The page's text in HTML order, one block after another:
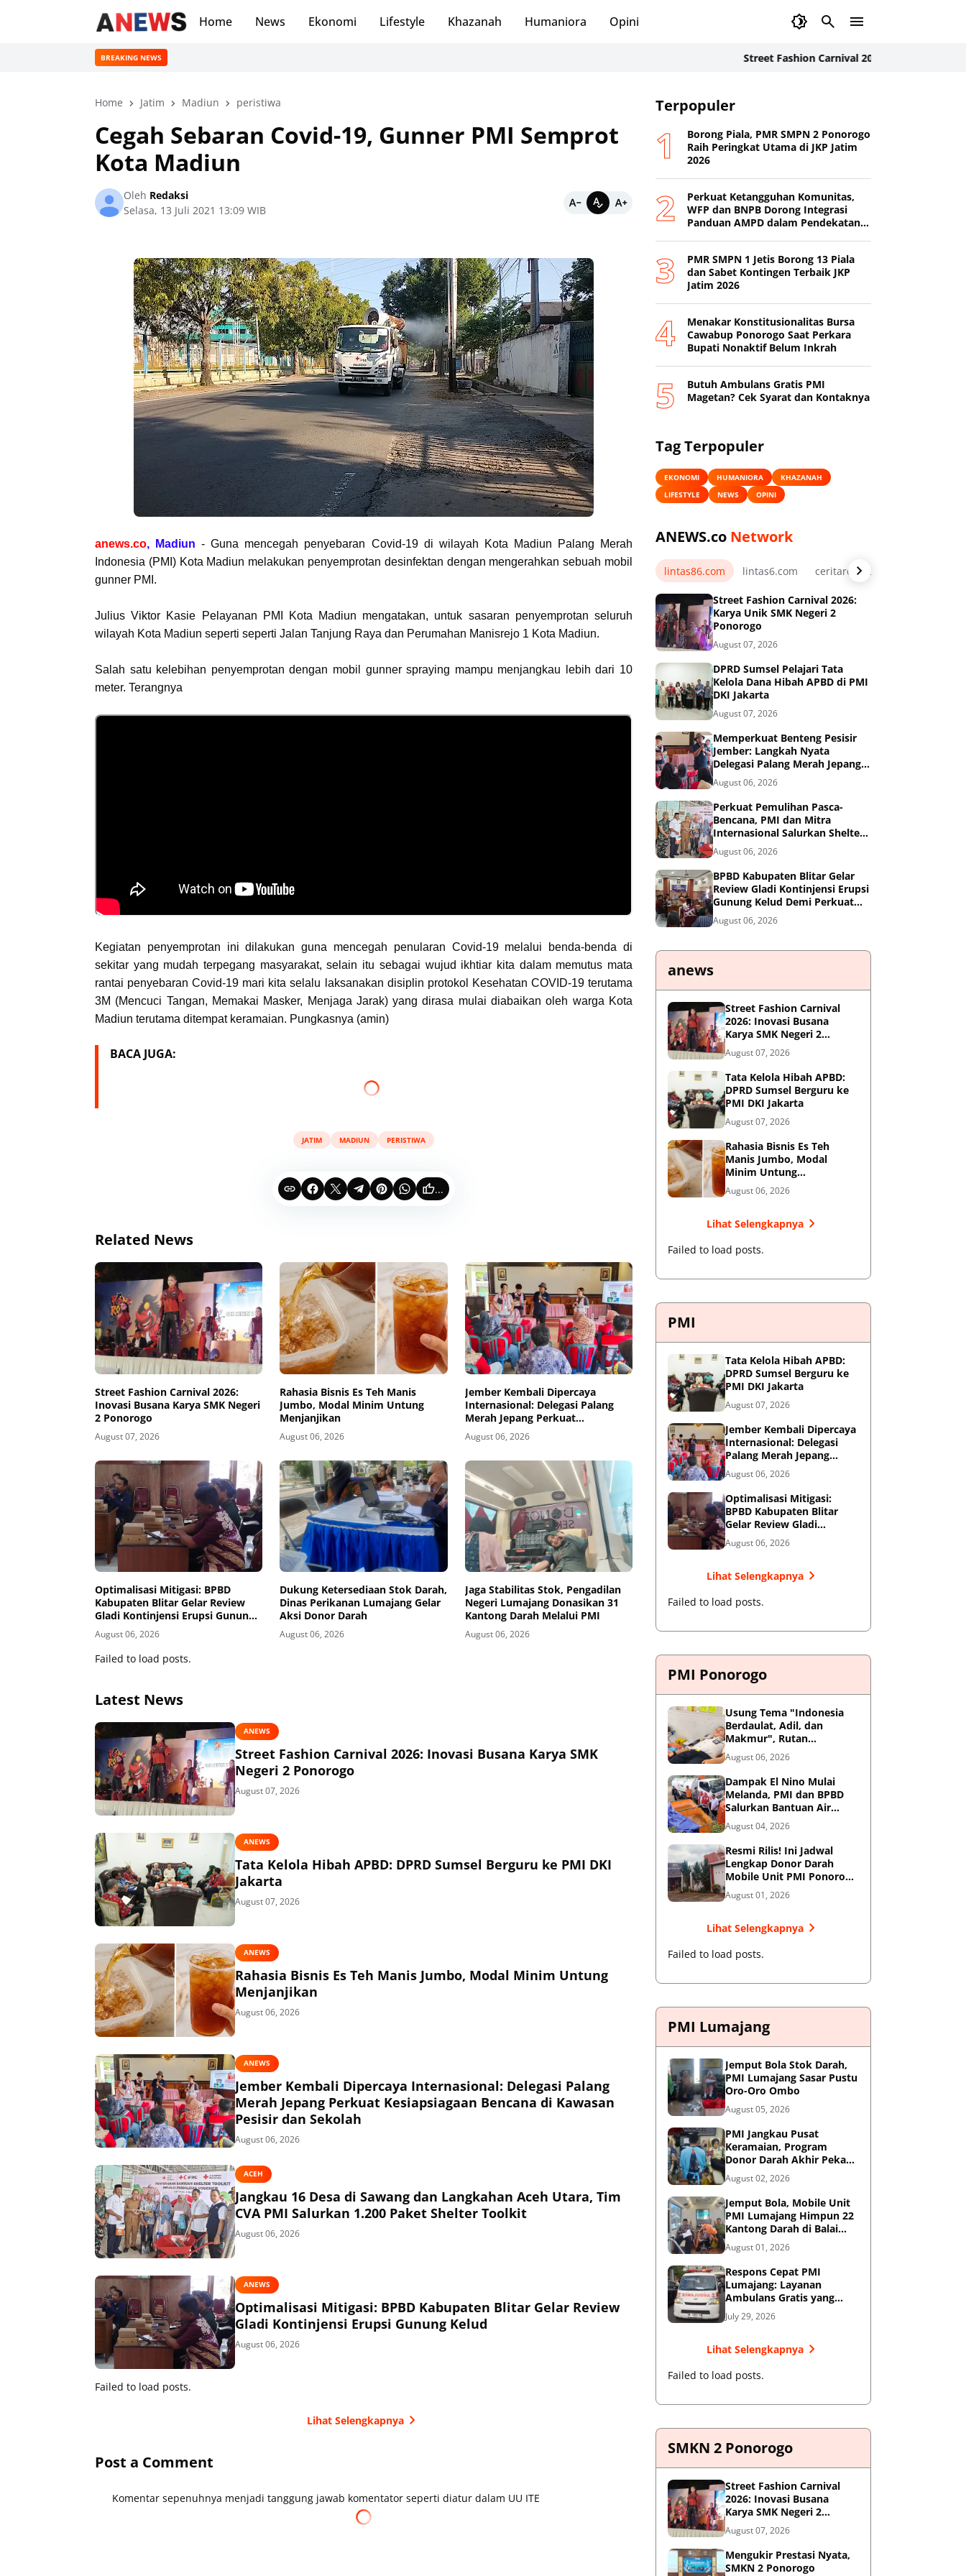
Home News Ekonomi Lifestyle Khazanah Humaniora Opini
BREAKING NEWS Street Fashion Carnival 2026: Inovasi Busana Karya
Home Jatim Madiun peristiwa
Cegah Sebaran Covid-19, Gunner PMI Semprot
Kota Madiun
Oleh Redaksi
Selasa, 13 Juli 2021 13:09 WIB
anews.co, Madiun - Guna mencegah penyebaran Covid-19 di wilayah Kota Madiun Palang Merah
Indonesia (PMI) Kota Madiun melakukan penyemprotan desinfektan dengan mengerahkan sebuah mobil
gunner PMI.
Julius Viktor Kasie Pelayanan PMI Kota Madiun mengatakan, untuk sasaran penyemprotan seluruh
wilayah Kota Madiun seperti seperti Jalan Tanjung Raya dan Perumahan Manisrejo 1 Kota Madiun.
Salah satu kelebihan penyemprotan dengan mobil gunner spraying mampu menjangkau lebih dari 10
meter. Terangnya
Kegiatan penyemprotan ini dilakukan guna mencegah penularan Covid-19 melalui benda-benda di
sekitar yang mudah terpegang masyarakat, selain itu sebagai wujud ikhtiar kita dalam memutus mata
rantai penyebaran Covid-19 mari kita selalu laksanakan disiplin protokol Kesehatan COVID-19 terutama
3M (Mencuci Tangan, Memakai Masker, Menjaga Jarak) yang dirasa mulai diabaikan oleh warga Kota
Madiun terutama ditempat keramaian. Pungkasnya (amin)
BACA JUGA:
JATIM MADIUN PERISTIWA
...
Related News
Street Fashion Carnival 2026:
Inovasi Busana Karya SMK Negeri
2 Ponorogo
August 07, 2026
Rahasia Bisnis Es Teh Manis
Jumbo, Modal Minim Untung
Menjanjikan
August 06, 2026
Jember Kembali Dipercaya
Internasional: Delegasi Palang
Merah Jepang Perkuat
Kesiapsiagaan Bencana di
Kawasan Pesisir dan Sekolah
August 06, 2026
Optimalisasi Mitigasi: BPBD
Kabupaten Blitar Gelar Review
Gladi Kontinjensi Erupsi Gunung
Kelud
August 06, 2026
Dukung Ketersediaan Stok Darah,
Dinas Perikanan Lumajang Gelar
Aksi Donor Darah
August 06, 2026
Jaga Stabilitas Stok, Pengadilan
Negeri Lumajang Donasikan 31
Kantong Darah Melalui PMI
August 06, 2026
Failed to load posts.
Latest News
ANEWS
Street Fashion Carnival 2026: Inovasi Busana Karya SMK
Negeri 2 Ponorogo
August 07, 2026
ANEWS
Tata Kelola Hibah APBD: DPRD Sumsel Berguru ke PMI DKI
Jakarta
August 07, 2026
ANEWS
Rahasia Bisnis Es Teh Manis Jumbo, Modal Minim Untung
Menjanjikan
August 06, 2026
ANEWS
Jember Kembali Dipercaya Internasional: Delegasi Palang
Merah Jepang Perkuat Kesiapsiagaan Bencana di Kawasan
Pesisir dan Sekolah
August 06, 2026
ACEH
Jangkau 16 Desa di Sawang dan Langkahan Aceh Utara, Tim
CVA PMI Salurkan 1.200 Paket Shelter Toolkit
August 06, 2026
ANEWS
Optimalisasi Mitigasi: BPBD Kabupaten Blitar Gelar Review
Gladi Kontinjensi Erupsi Gunung Kelud
August 06, 2026
Failed to load posts.
Lihat Selengkapnya
Post a Comment
Komentar sepenuhnya menjadi tanggung jawab komentator seperti diatur dalam UU ITE
Terpopuler
Borong Piala, PMR SMPN 2 Ponorogo
Raih Peringkat Utama di JKP Jatim
2026
Perkuat Ketangguhan Komunitas,
WFP dan BNPB Dorong Integrasi
Panduan AMPD dalam Pendekatan
PMR SMPN 1 Jetis Borong 13 Piala
dan Sabet Kontingen Terbaik JKP
Jatim 2026
Menakar Konstitusionalitas Bursa
Cawabup Ponorogo Saat Perkara
Bupati Nonaktif Belum Inkrah
Butuh Ambulans Gratis PMI
Magetan? Cek Syarat dan Kontaknya
Tag Terpopuler
EKONOMI HUMANIORA
KHAZANAH
LIFESTYLE
NEWS OPINI
ANEWS.co Network
lintas86.com lintas6.com ceritarelawan.my.id
Street Fashion Carnival 2026:
Karya Unik SMK Negeri 2
Ponorogo
August 07, 2026
DPRD Sumsel Pelajari Tata
Kelola Dana Hibah APBD di PMI
DKI Jakarta
August 07, 2026
Memperkuat Benteng Pesisir
Jember: Langkah Nyata
Delegasi Palang Merah Jepang
Dampingi Relawan dan Sekolah
Tangguh Bencana
August 06, 2026
Perkuat Pemulihan Pasca-
Bencana, PMI dan Mitra
Internasional Salurkan Shelter
Toolkit untuk 1.200 Keluarga di
Aceh Utara
August 06, 2026
BPBD Kabupaten Blitar Gelar
Review Gladi Kontinjensi Erupsi
Gunung Kelud Demi Perkuat
Mitigasi Bencana
August 06, 2026
anews
Street Fashion Carnival
2026: Inovasi Busana
Karya SMK Negeri 2
Ponorogo
August 07, 2026
Tata Kelola Hibah APBD:
DPRD Sumsel Berguru ke
PMI DKI Jakarta
August 07, 2026
Rahasia Bisnis Es Teh
Manis Jumbo, Modal
Minim Untung
Menjanjikan
August 06, 2026
Lihat Selengkapnya
Failed to load posts.
PMI
Tata Kelola Hibah APBD:
DPRD Sumsel Berguru ke
PMI DKI Jakarta
August 07, 2026
Jember Kembali Dipercaya
Internasional: Delegasi
Palang Merah Jepang
Perkuat Kesiapsiagaan
Bencana di Kawasan
Pesisir dan Sekolah
August 06, 2026
Optimalisasi Mitigasi:
BPBD Kabupaten Blitar
Gelar Review Gladi
Kontinjensi Erupsi Gunung
Kelud
August 06, 2026
Lihat Selengkapnya
Failed to load posts.
PMI Ponorogo
Usung Tema "Indonesia
Berdaulat, Adil, dan
Makmur", Rutan
Ponorogo Gelar Donor
Darah Kemanusiaan
Sambut HUT RI ke-81
August 06, 2026
Dampak El Nino Mulai
Melanda, PMI dan BPBD
Salurkan Bantuan Air
Bersih ke Desa Terdampak
di Ponorogo
August 04, 2026
Resmi Rilis! Ini Jadwal
Lengkap Donor Darah
Mobile Unit PMI Ponorogo
Agustus 2026
August 01, 2026
Lihat Selengkapnya
Failed to load posts.
PMI Lumajang
Jemput Bola Stok Darah,
PMI Lumajang Sasar Pustu
Oro-Oro Ombo
August 05, 2026
PMI Jangkau Pusat
Keramaian, Program
Donor Darah Akhir Pekan
di GM Plaza Lumajang
Disambut Antusias
August 02, 2026
Jemput Bola, Mobile Unit
PMI Lumajang Himpun 22
Kantong Darah di Balai
Desa Jatirejo Kunir
August 01, 2026
Respons Cepat PMI
Lumajang: Layanan
Ambulans Gratis yang
Wajib Diketahui Warga
July 29, 2026
Lihat Selengkapnya
Failed to load posts.
SMKN 2 Ponorogo
Street Fashion Carnival
2026: Inovasi Busana
Karya SMK Negeri 2
Ponorogo
August 07, 2026
Mengukir Prestasi Nyata,
SMKN 2 Ponorogo